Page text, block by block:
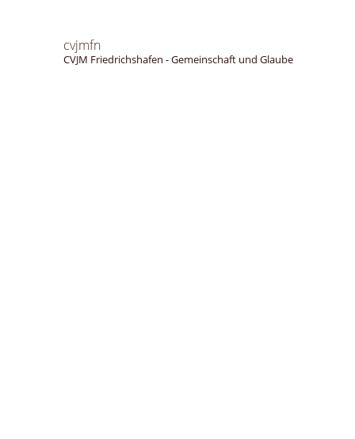
cvjmfn
CVJM Friedrichshafen - Gemeinschaft und Glaube